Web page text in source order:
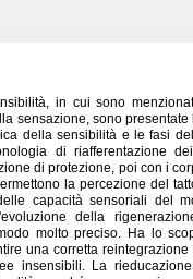
in cui sono
sensazione, sono
della sensibilità e le fasi
di riafferentazione
di protezione, poi con i
la percezione del
capacità sensoriali del
della
molto preciso. Ha lo
una corretta
insensibili. La